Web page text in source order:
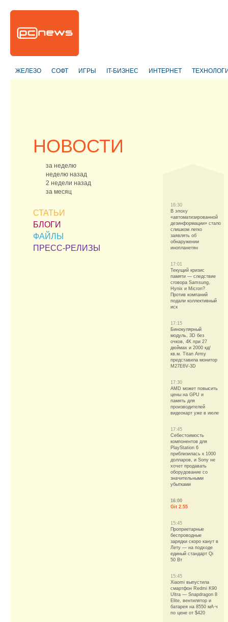
ЖЕЛЕЗО СОФТ ИГРЫ IT-БИЗНЕС ИНТЕРНЕТ
НОВОСТИ
за неделю
неделю назад
2 недели назад
за месяц
СТАТЬИ
БЛОГИ
ФАЙЛЫ
ПРЕСС-РЕЛИЗЫ
16:30
В эпоху
«автоматизированной
дезинформации» стало
слишком легко
заявлять об
обнаружении
инопланетян
17:01
Текущий кризис
памяти — следствие
сговора Samsung,
Hynix и Micron?
Против компаний
подали коллективный
иск
17:15
Бинокулярный
модуль, 3D без
очков, 4K при 27
дюймах и 2000 кд/
кв.м. Titan Army
представила монитор
M27E6V-3D
17:30
AMD может повысить
цены на GPU и
память для
производителей
видеокарт уже в июле
17:45
Себестоимость
компонентов для
PlayStation 6
приблизилась к 1000
долларов, и Sony не
хочет продавать
оборудование со
значительными
убытками
16:00
Git 2.55
15:45
Проприетарные
беспроводные
зарядки скоро канут в
Лету — на подходе
единый стандарт Qi
50 Вт
15:45
Xiaomi выпустила
смартфон Redmi K90
Ultra — Snapdragon 8
Elite, вентилятор и
батарея на 8550 мА·ч
по цене от $420